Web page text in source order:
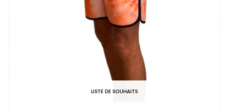
LISTE DE SOUHAITS